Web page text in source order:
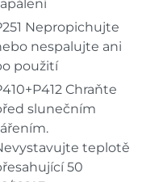
Nepropichujte
nespalujte ani
použití
Chraňte
slunečním
teplotě
50